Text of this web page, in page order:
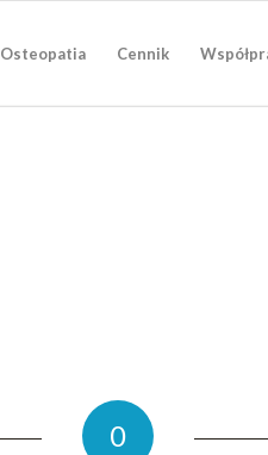
Osteopatia Cennik
0